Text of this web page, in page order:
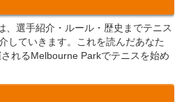
、選手紹介・ルール・歴史までテニス
していきます。これを読んだあなた
れるMelbourne Parkでテニスを始め